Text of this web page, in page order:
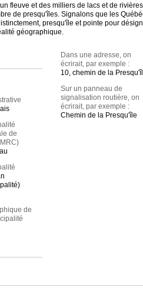
fleuve et des milliers de lacs et de
de presqu'îles. Signalons que les
presqu'île et pointe pour
géographique.
de
de
Dans une adresse, on
écrirait, par exemple :
10, chemin de la
Sur un panneau de
signalisation routière, on
écrirait, par exemple :
Chemin de la Presqu'île